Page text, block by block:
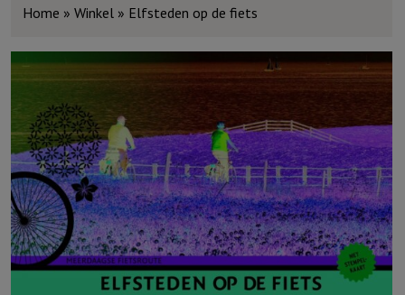
Home » Winkel » Elfsteden op de fiets